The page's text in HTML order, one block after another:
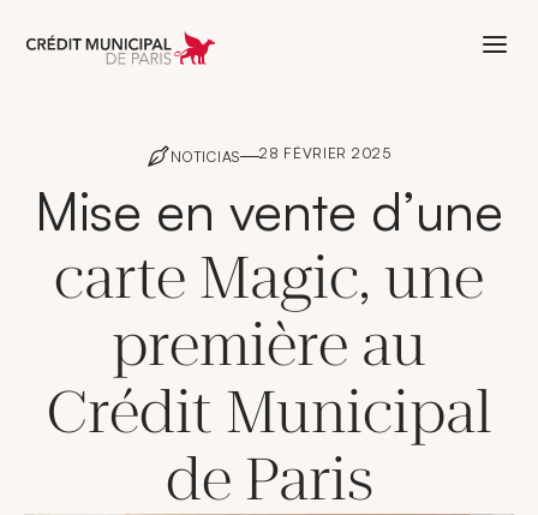
Aller à l'accueil de Crédit Municipal
NOTICIAS 28 FÉVRIER 2025
Mise en vente d’une
carte Magic, une
première au
Crédit Municipal
de Paris